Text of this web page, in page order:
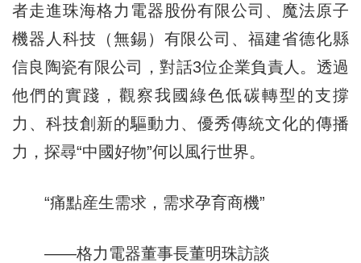
者走進珠海格力電器股份有限公司、魔法原子
機器人科技（無錫）有限公司、福建省德化縣
信良陶瓷有限公司，對話3位企業負責人。透過
他們的實踐，觀察我國綠色低碳轉型的支撐
力、科技創新的驅動力、優秀傳統文化的傳播
力，探尋“中國好物”何以風行世界。
“痛點産生需求，需求孕育商機”
——格力電器董事長董明珠訪談